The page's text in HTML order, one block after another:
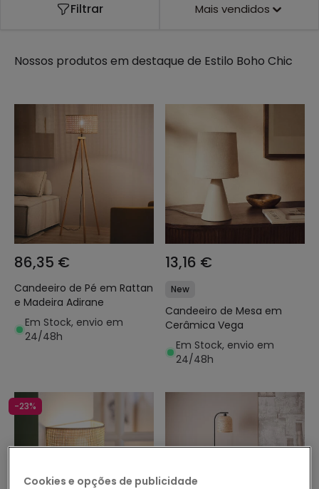
Filtrar Mais vendidos
Nossos produtos em destaque de Estilo Boho Chic
86,35 €
Candeeiro de Pé em Rattan
e Madeira Adirane
Em Stock, envio em
24/48h
13,16 €
New
Candeeiro de Mesa em
Cerâmica Vega
Em Stock, envio em
24/48h
-23%
Cookies e opções de publicidade